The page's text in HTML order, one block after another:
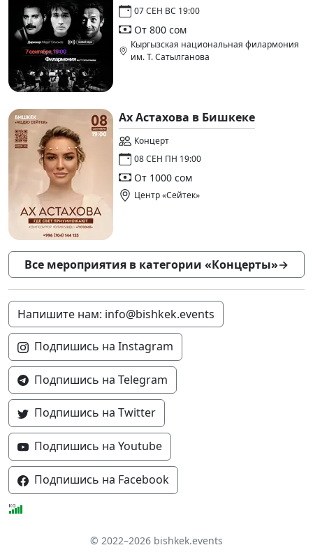
07 СЕН ВС 19:00
От 800 сом
Кыргызская национальная филармония
им. Т. Сатылганова
Ах Астахова в Бишкеке
Концерт
08 СЕН ПН 19:00
От 1000 сом
Центр «Сейтек»
Все мероприятия в категории «Концерты»→
Напишите нам: info@bishkek.events
Подпишись на Instagram
Подпишись на Telegram
Подпишись на Twitter
Подпишись на Youtube
Подпишись на Facebook
© 2022–2026 bishkek.events